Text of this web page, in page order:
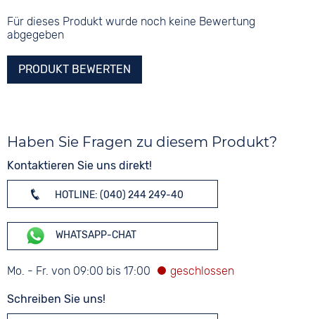
Für dieses Produkt wurde noch keine Bewertung
abgegeben
PRODUKT BEWERTEN
Haben Sie Fragen zu diesem Produkt?
Kontaktieren Sie uns direkt!
HOTLINE: (040) 244 249-40
WHATSAPP-CHAT
Mo. - Fr. von 09:00 bis 17:00
Schreiben Sie uns!